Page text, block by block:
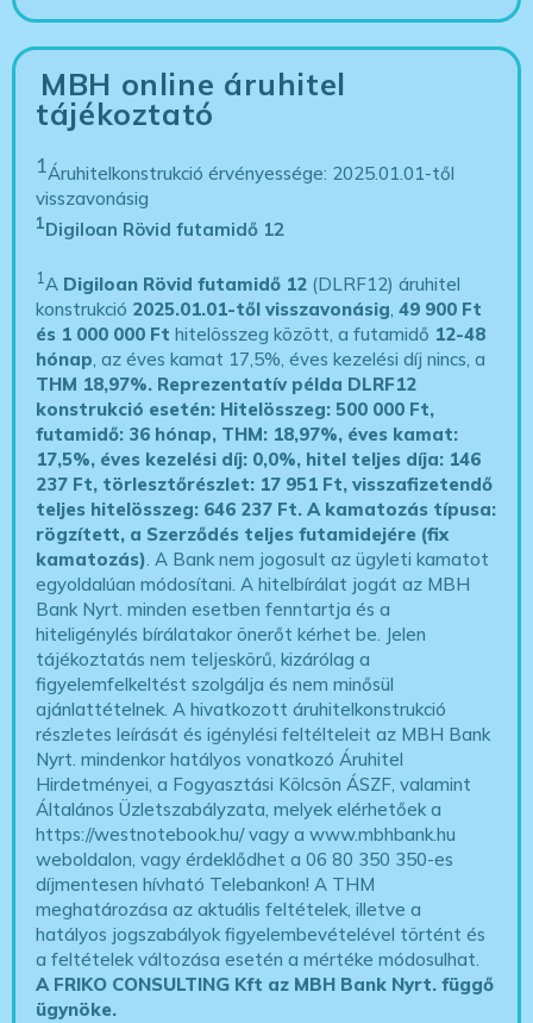
MBH online áruhitel
tájékoztató
1Áruhitelkonstrukció érvényessége: 2025.01.01-től
visszavonásig
1Digiloan Rövid futamidő 12
1A Digiloan Rövid futamidő 12 (DLRF12) áruhitel
konstrukció 2025.01.01-től visszavonásig,49 900 Ft
és 1 000 000 Ft hitelösszeg között, a futamidő 12-48
hónap, az éves kamat 17,5%, éves kezelési díj nincs, a
THM 18,97%. Reprezentatív példa DLRF12
konstrukció esetén: Hitelösszeg: 500 000 Ft,
futamidő: 36 hónap, THM: 18,97%, éves kamat:
17,5%, éves kezelési díj: 0,0%, hitel teljes díja: 146
237 Ft, törlesztőrészlet: 17 951 Ft, visszafizetendő
teljes hitelösszeg: 646 237 Ft.A kamatozás típusa:
rögzített, a Szerződés teljes futamidejére (fix
kamatozás). A Bank nem jogosult az ügyleti kamatot
egyoldalúan módosítani. A hitelbírálat jogát az MBH
Bank Nyrt. minden esetben fenntartja és a
hiteligénylés bírálatakor önerőt kérhet be. Jelen
tájékoztatás nem teljeskörű, kizárólag a
figyelemfelkeltést szolgálja és nem minősül
ajánlattételnek. A hivatkozott áruhitelkonstrukció
részletes leírását és igénylési feltélteleit az MBH Bank
Nyrt. mindenkor hatályos vonatkozó Áruhitel
Hirdetményei, a Fogyasztási Kölcsön ÁSZF, valamint
Általános Üzletszabályzata, melyek elérhetőek a
https://westnotebook.hu/vagy a www.mbhbank.hu
weboldalon, vagy érdeklődhet a 06 80 350 350-es
díjmentesen hívható Telebankon! A THM
meghatározása az aktuális feltételek, illetve a
hatályos jogszabályok figyelembevételével történt és
a feltételek változása esetén a mértéke módosulhat.
A FRIKO CONSULTING Kft az MBH Bank Nyrt. függő
ügynöke.